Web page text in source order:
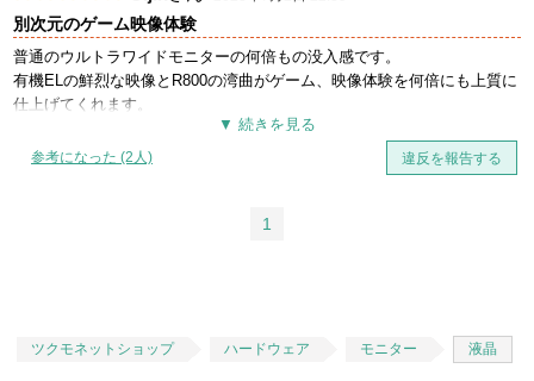
別次元のゲーム映像体験
普通のウルトラワイドモニターの何倍もの没入感です。
有機ELの鮮烈な映像とR800の湾曲がゲーム、映像体験を何倍にも上質に
仕上げてくれます。
参考になった (2人) 違反を報告する
1
ツクモネットショップ ハードウェア モニター 液晶